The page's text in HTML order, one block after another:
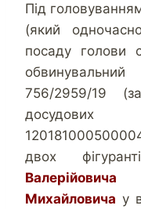
Під
(який
посаду голови
756/2959/19
двох
Валерійовича
Михайловича у